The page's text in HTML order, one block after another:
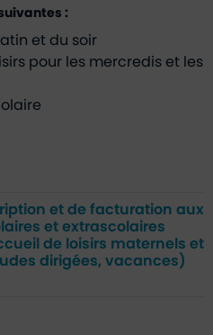
:
et du soir
pour les mercredis et les
et de facturation aux
et extrascolaires
de loisirs maternels et
dirigées, vacances)